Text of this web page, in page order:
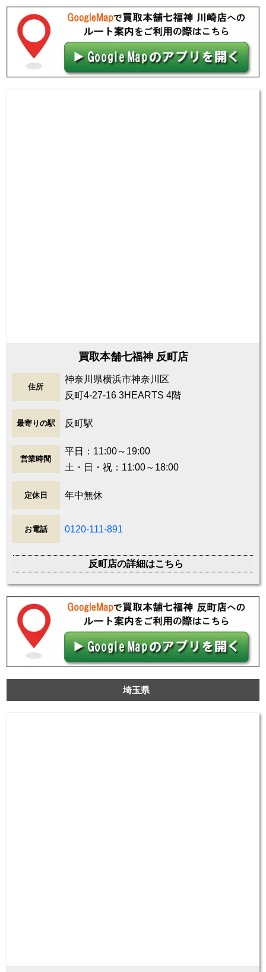
買取本舗七福神 反町店
住所
神奈川県横浜市神奈川区
反町4-27-16 3HEARTS 4階
最寄りの駅 反町駅
営業時間
平日：11:00～19:00
土・日・祝：11:00～18:00
定休日 年中無休
お電話 0120-111-891
反町店の詳細はこちら
埼玉県